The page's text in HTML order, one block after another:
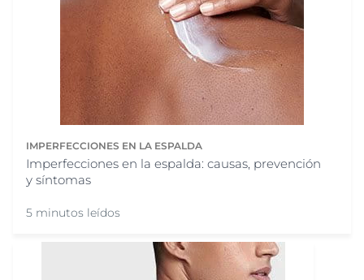
IMPERFECCIONES EN LA ESPALDA
Imperfecciones en la espalda: causas, prevención
y síntomas
5 minutos leídos